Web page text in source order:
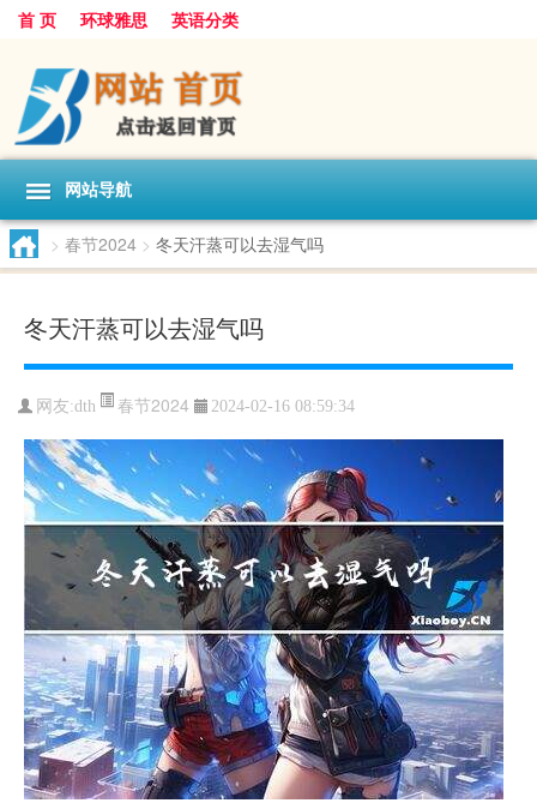
首 页 环球雅思 英语分类
网站导航
> 春节2024 > 冬天汗蒸可以去湿气吗
冬天汗蒸可以去湿气吗
网友:dth 春节2024 2024-02-16 08:59:34